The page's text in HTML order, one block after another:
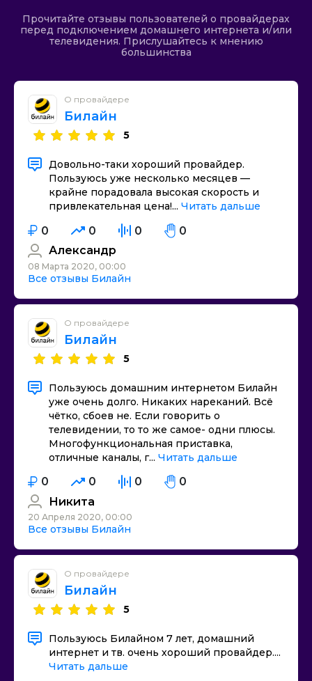
Прочитайте отзывы пользователей о провайдерах
перед подключением домашнего интернета и/или
телевидения. Прислушайтесь к мнению
большинства
О провайдере
Билайн
5
Довольно-таки хороший провайдер.
Пользуюсь уже несколько месяцев —
крайне порадовала высокая скорость и
привлекательная цена!... Читать дальше
0 0 0
0
Александр
08 Марта 2020, 00:00
Все отзывы Билайн
О провайдере
Билайн
5
Пользуюсь домашним интернетом Билайн
уже очень долго. Никаких нареканий. Всё
чётко, сбоев не. Если говорить о
телевидении, то то же самое- одни плюсы.
Многофункциональная приставка,
отличные каналы, г... Читать дальше
0 0 0
0
Никита
20 Апреля 2020, 00:00
Все отзывы Билайн
О провайдере
Билайн
5
Пользуюсь Билайном 7 лет, домашний
интернет и тв. очень хороший провайдер....
Читать дальше